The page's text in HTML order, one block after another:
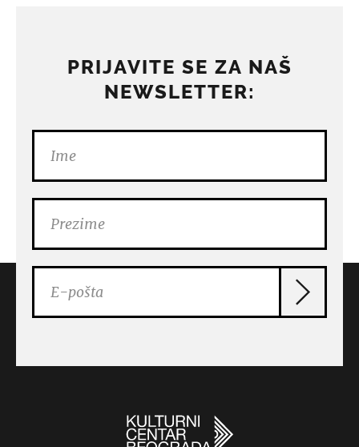
PRIJAVITE SE ZA NAŠ
NEWSLETTER: